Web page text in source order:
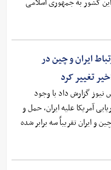
ایران و چین در
تغییر کرد
نیوز گزارش داد با وجود
آمریکا علیه ایران، حمل و
و ایران تقریباً سه برابر شده